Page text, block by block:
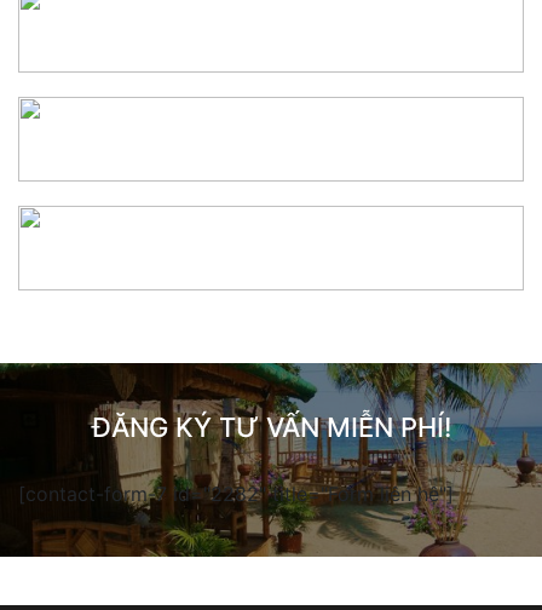
ĐĂNG KÝ TƯ VẤN MIỄN PHÍ!
[contact-form-7 id="2282" title="Form liên hệ"]